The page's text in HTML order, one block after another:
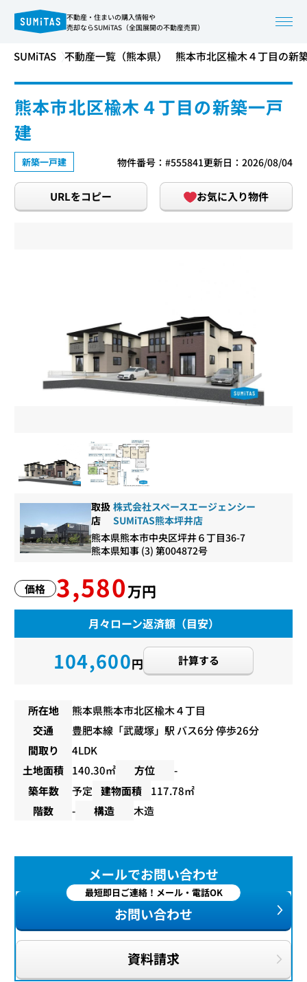
不動産・住まいの購入情報や
売却ならSUMiTAS（全国展開の不動産売買）
SUMiTAS 不動産一覧（熊本県） 熊本市北区楡木４丁目の新
熊本市北区楡木４丁目の新築一戸
建
新築一戸建 物件番号：#555841更新日：2026/08/04
URLをコピー お気に入り物件
取扱
店
株式会社スペースエージェンシー
SUMiTAS熊本坪井店
熊本県熊本市中央区坪井６丁目36-7
熊本県知事 (3) 第004872号
価格 3,580万円
月々ローン返済額（目安）
104,600円 計算する
所在地
熊本県熊本市北区楡木４丁目
交通
豊肥本線 「武蔵塚」駅 バス6分 停歩26分
間取り
4LDK
土地面積
140.30㎡ 方位
-
築年数
予定 建物面積
117.78㎡
階数
- 構造 木造
メールでお問い合わせ
最短即日ご連絡！メール・電話OK
お問い合わせ
資料請求